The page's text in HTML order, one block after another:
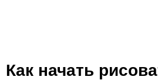
Как начать